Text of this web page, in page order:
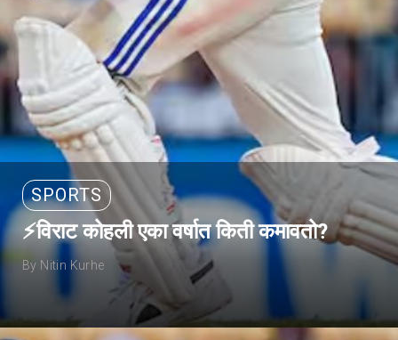
SPORTS
⚡विराट कोहली एका वर्षात किती कमावतो?
By Nitin Kurhe